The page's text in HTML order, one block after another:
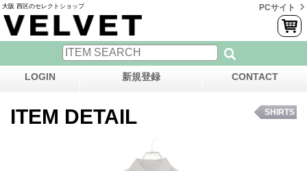
大阪 西区のセレクトショップ PCサイト
LOGIN 新規登録 CONTACT
ITEM DETAIL SHIRTS